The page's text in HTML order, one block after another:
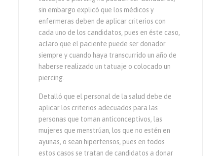
sin embargo explicó que los médicos y
enfermeras deben de aplicar criterios con
cada uno de los candidatos, pues en éste caso,
aclaro que el paciente puede ser donador
siempre y cuando haya transcurrido un año de
haberse realizado un tatuaje o colocado un
piercing.
Detalló que el personal de la salud debe de
aplicar los criterios adecuados para las
personas que toman anticonceptivos, las
mujeres que menstrúan, los que no estén en
ayunas, o sean hipertensos, pues en todos
estos casos se tratan de candidatos a donar